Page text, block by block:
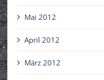
Mai 2012
April 2012
März 2012